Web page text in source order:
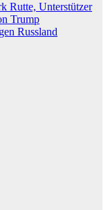
Rutte, Unterstützer
Trump
Russland